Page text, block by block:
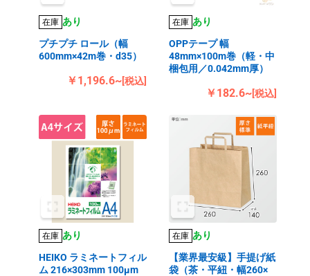
在庫 あり
プチプチ ロール（幅
600mm×42m巻・d35）
￥1,196.6~[税込]
在庫 あり
OPPテープ 幅
48mm×100m巻（軽・中
梱包用／0.042mm厚）
￥182.6~[税込]
在庫 あり
HEIKO ラミネートフィル
ム 216×303mm 100μm
在庫 あり
【業界最安級】手提げ紙
袋（茶・平紐・幅260×